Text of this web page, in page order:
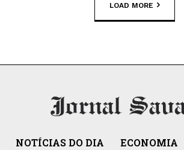
LOAD MORE
NOTÍCIAS DO DIA ECONOMIA